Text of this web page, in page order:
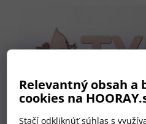
Relevantný obsah a
cookies na
Stačí odkliknúť súhlas s